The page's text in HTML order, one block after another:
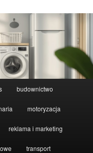
budownictwo
motoryzacja
reklama i marketing
transport